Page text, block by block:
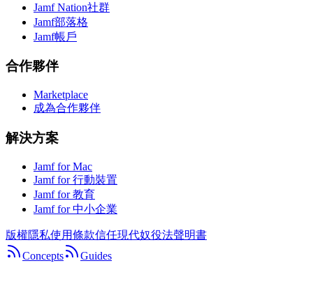
Jamf Nation社群
Jamf部落格
Jamf帳戶
合作夥伴
Marketplace
成為合作夥伴
解決方案
Jamf for Mac
Jamf for 行動裝置
Jamf for 教育
Jamf for 中小企業
版權隱私使用條款信任現代奴役法聲明書
Concepts
Guides